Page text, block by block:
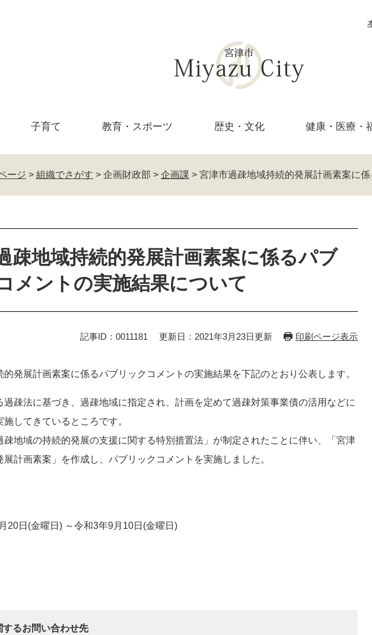
子育て 教育・ スポーツ 歴史・文化 健康・医療・
ージ > 組織でさがす > 企画財政部 > 企画課 > 宮津市過疎地域持続的発展計画素案に
疎地域持続的発展計画素案に係るパブ
メントの実施結果について
記事ID：0011181 更新日：2021年3月23日更新 印刷ページ表示
発展計画素案に係るパブリックコメントの実施結果を下記のとおり公表します。
過疎法に基づき、過疎地域に指定され、計画を定めて過疎対策事業債の活用などに
してきているところです。
疎地域の持続的発展の支援に関する特別措置法」が制定されたことに伴い、「宮津
計画素案」を作成し、パブリックコメントを実施しました。
金曜日) ～令和3年9月10日(金曜日)
するお問い合わせ先